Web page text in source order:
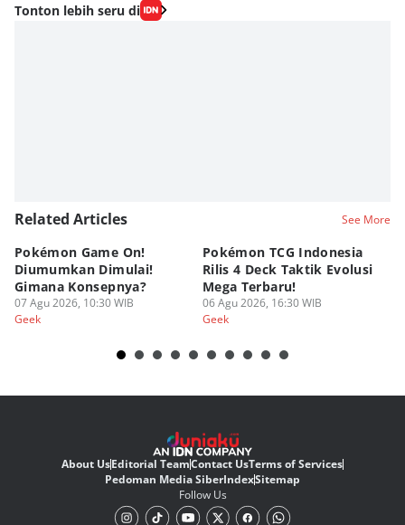
Tonton lebih seru di
Related Articles See More
Pokémon Game On!
Diumumkan Dimulai!
Gimana Konsepnya?
07 Agu 2026, 10:30 WIB
Geek
Pokémon TCG Indonesia
Rilis 4 Deck Taktik Evolusi
Mega Terbaru!
06 Agu 2026, 16:30 WIB
Geek
About UsEditorial TeamContact UsTerms of Services
Pedoman Media SiberIndexSitemap
Follow Us